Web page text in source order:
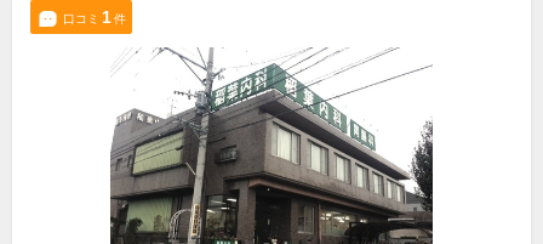
口コミ 1件